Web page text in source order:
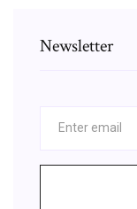
Newsletter